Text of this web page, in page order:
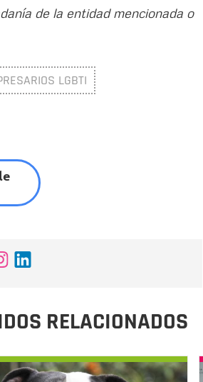
de la entidad mencionada o
LGBTI
RELACIONADOS